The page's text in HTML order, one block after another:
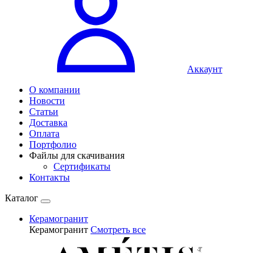
Аккаунт
О компании
Новости
Статьи
Доставка
Оплата
Портфолио
Файлы для скачивания
Сертификаты
Контакты
Каталог
Керамогранит
Керамогранит Смотреть все